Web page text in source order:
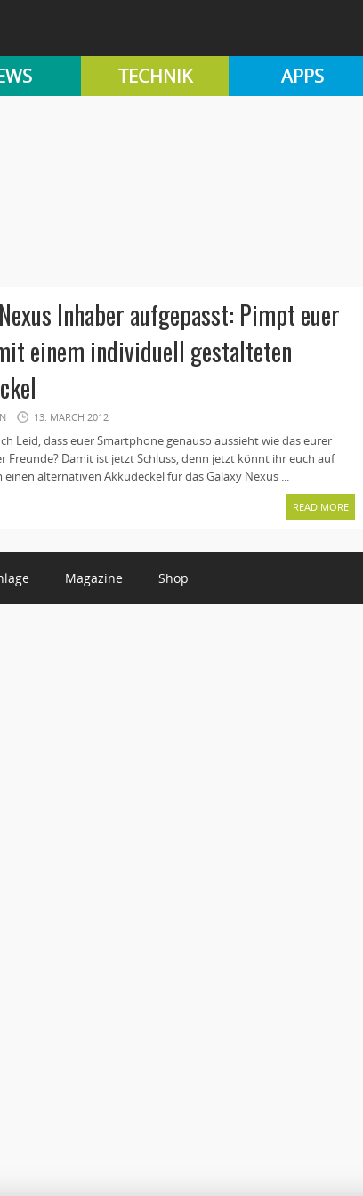
TECHNIK APPS
Inhaber aufgepasst: Pimpt euer
einem individuell gestalteten
13. MARCH 2012
Leid, dass euer Smartphone genauso aussieht wie das eurer
Freunde? Damit ist jetzt Schluss, denn jetzt könnt ihr euch auf
alternativen Akkudeckel für das Galaxy Nexus ...
READ MORE
Magazine Shop